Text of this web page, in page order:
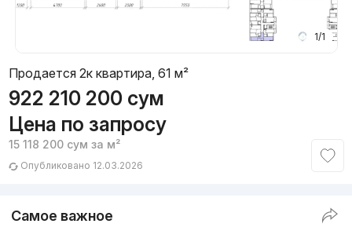
1/1
Продается 2к квартира, 61 м²
922 210 200 сум
Цена по запросу
15 118 200 сум за м²
Опубликовано 12.03.2026
Самое важное